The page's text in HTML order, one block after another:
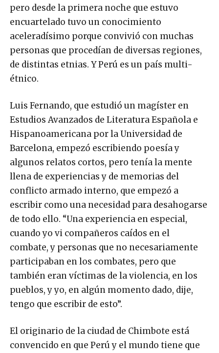
pero desde la primera noche que estuvo
encuartelado tuvo un conocimiento
aceleradísimo porque convivió con muchas
personas que procedían de diversas regiones,
de distintas etnias. Y Perú es un país multi-
étnico.
Luis Fernando, que estudió un magíster en
Estudios Avanzados de Literatura Española e
Hispanoamericana por la Universidad de
Barcelona, empezó escribiendo poesía y
algunos relatos cortos, pero tenía la mente
llena de experiencias y de memorias del
conflicto armado interno, que empezó a
escribir como una necesidad para desahogarse
de todo ello. “Una experiencia en especial,
cuando yo vi compañeros caídos en el
combate, y personas que no necesariamente
participaban en los combates, pero que
también eran víctimas de la violencia, en los
pueblos, y yo, en algún momento dado, dije,
tengo que escribir de esto”.
El originario de la ciudad de Chimbote está
convencido en que Perú y el mundo tiene que